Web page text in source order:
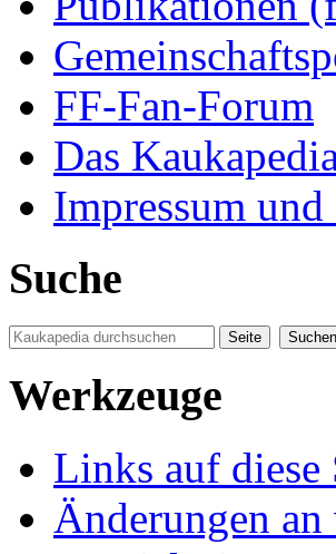
FF-Fan-Forum
Das
Impressum
Suche
Werkzeuge
Links auf diese
Änderungen